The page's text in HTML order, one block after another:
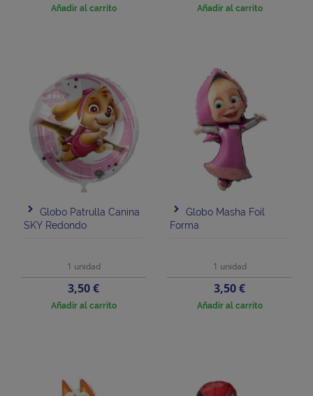
Añadir al carrito Añadir al carrito
Globo Patrulla Canina
SKY Redondo
1 unidad
Precio
3,50 €
Añadir al carrito
Globo Masha Foil
Forma
1 unidad
Precio
3,50 €
Añadir al carrito